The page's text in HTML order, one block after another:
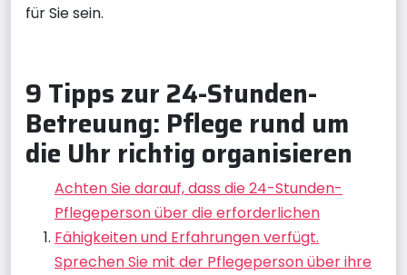
für Sie sein.
9 Tipps zur 24-Stunden-
Betreuung: Pflege rund um
die Uhr richtig organisieren
Achten Sie darauf, dass die 24-Stunden-
Pflegeperson über die erforderlichen
Fähigkeiten und Erfahrungen verfügt.
Sprechen Sie mit der Pflegeperson über ihre